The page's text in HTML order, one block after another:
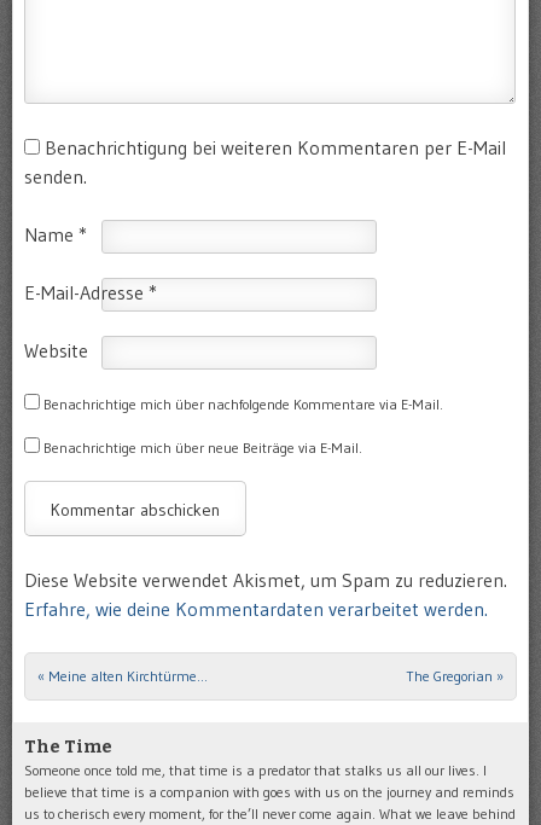
Benachrichtigung bei weiteren Kommentaren per E-Mail
senden.
Name *
E-Mail-Adresse *
Website
Benachrichtige mich über nachfolgende Kommentare via E-Mail.
Benachrichtige mich über neue Beiträge via E-Mail.
Diese Website verwendet Akismet, um Spam zu reduzieren.
Erfahre, wie deine Kommentardaten verarbeitet werden.
Post navigation
« Meine alten Kirchtürme… The Gregorian »
The Time
Someone once told me, that time is a predator that stalks us all our lives. I
believe that time is a companion with goes with us on the journey and reminds
us to cherisch every moment, for the’ll never come again. What we leave behind